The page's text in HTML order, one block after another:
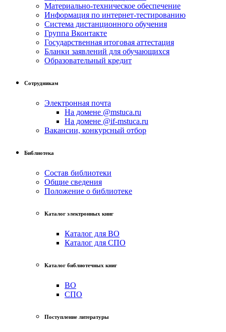
Материально-техническое обеспечение
Информация по интернет-тестированию
Система дистанционного обучения
Группа Вконтакте
Государственная итоговая аттестация
Бланки заявлений для обучающихся
Образовательный кредит
Сотрудникам
Электронная почта
На домене @mstuca.ru
На домене @if-mstuca.ru
Вакансии, конкурсный отбор
Библиотека
Состав библиотеки
Общие сведения
Положение о библиотеке
Каталог электронных книг
Каталог для ВО
Каталог для СПО
Каталог библиотечных книг
ВО
СПО
Поступление литературы